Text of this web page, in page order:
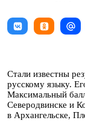
Стали известны
русскому языку.
Максимальный
Северодвинске и
в Архангельске,